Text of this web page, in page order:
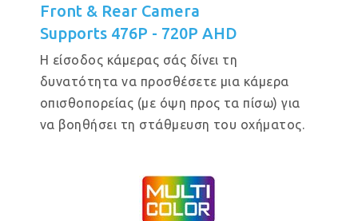
Front & Rear Camera
Supports 476P - 720P AHD
Η είσοδος κάμερας σάς δίνει τη
δυνατότητα να προσθέσετε μια κάμερα
οπισθοπορείας (με όψη προς τα πίσω) για
να βοηθήσει τη στάθμευση του οχήματος.